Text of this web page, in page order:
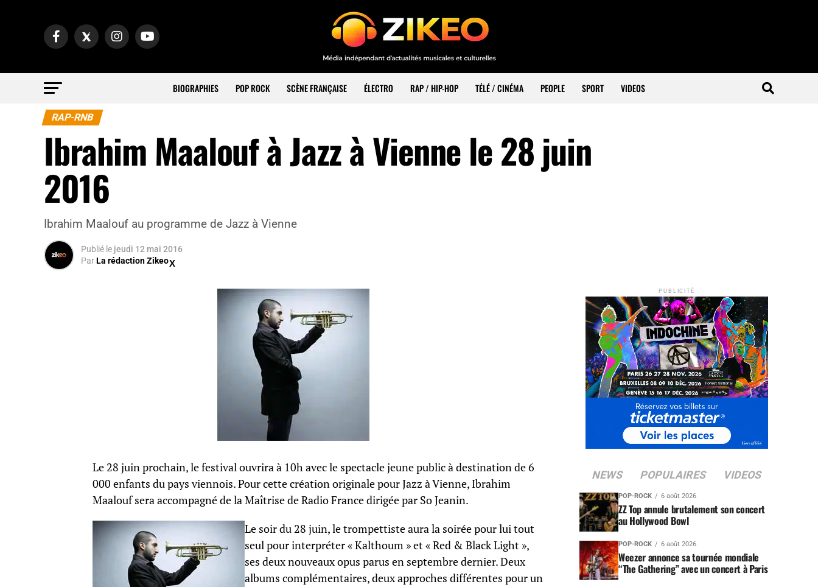
BIOGRAPHIES POP ROCK SCÈNE FRANÇAISE ÉLECTRO RAP / HIP-HOP TÉLÉ / CINÉMA PEOPLE SPORT VIDEOS
RAP-RNB
Ibrahim Maalouf à Jazz à Vienne le 28 juin
2016
Ibrahim Maalouf au programme de Jazz à Vienne
Publié le jeudi 12 mai 2016
ParLa rédaction Zikeo
Le 28 juin prochain, le festival ouvrira à 10h avec le spectacle jeune public à destination de 6
000 enfants du pays viennois. Pour cette création originale pour Jazz à Vienne, Ibrahim
Maalouf sera accompagné de la Maîtrise de Radio France dirigée par So Jeanin.
Le soir du 28 juin, le trompettiste aura la soirée pour lui tout
seul pour interpréter « Kalthoum » et « Red & Black Light »,
ses deux nouveaux opus parus en septembre dernier. Deux
albums complémentaires, deux approches différentes pour un
PUBLICITÉ
NEWS POPULAIRES VIDEOS
POP-ROCK 6 août 2026
ZZ Top annule brutalement son concert
au Hollywood Bowl
POP-ROCK 6 août 2026
Weezer annonce sa tournée mondiale
“The Gathering” avec un concert à Paris